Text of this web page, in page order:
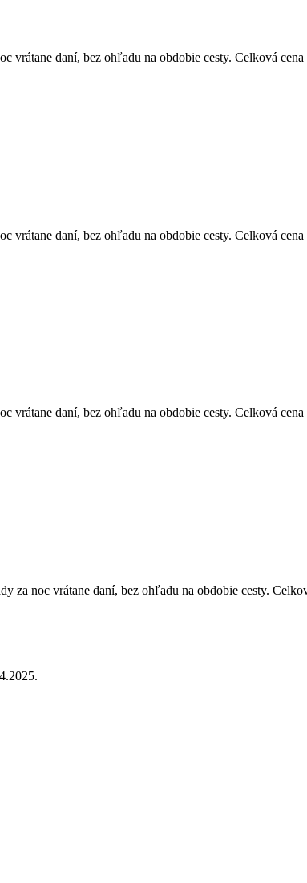
vrátane daní, bez ohľadu na obdobie cesty. Celková
vrátane daní, bez ohľadu na obdobie cesty. Celková
vrátane daní, bez ohľadu na obdobie cesty. Celková
za noc vrátane daní, bez ohľadu na obdobie cesty.